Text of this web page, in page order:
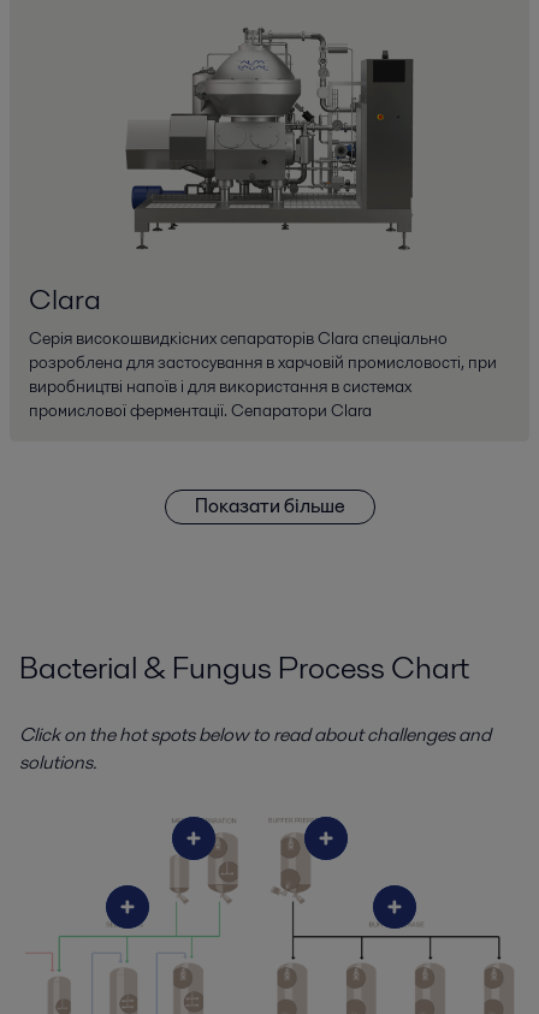
Clara
Серія високошвидкісних сепараторів Clara спеціально
розроблена для застосування в харчовій промисловості, при
виробництві напоїв і для використання в системах
промислової ферментації. Сепаратори Clara
Показати більше
Bacterial & Fungus Process Chart
Click on the hot spots below to read about challenges and
solutions.